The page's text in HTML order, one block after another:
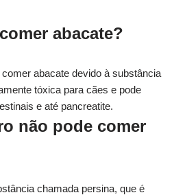
abacate?
abacate devido à substância
tóxica para cães e pode
e até pancreatite.
não pode comer
chamada persina, que é